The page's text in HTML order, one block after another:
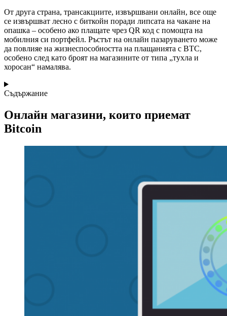
От друга страна, трансакциите, извършвани онлайн, все още
се извършват лесно с биткойн поради липсата на чакане на
опашка – особено ако плащате чрез QR код с помощта на
мобилния си портфейл. Ръстът на онлайн пазаруването може
да повлияе на жизнеспособността на плащанията с BTC,
особено след като броят на магазините от типа „тухла и
хоросан“ намалява.
Съдържание
Онлайн магазини, които приемат
Bitcoin